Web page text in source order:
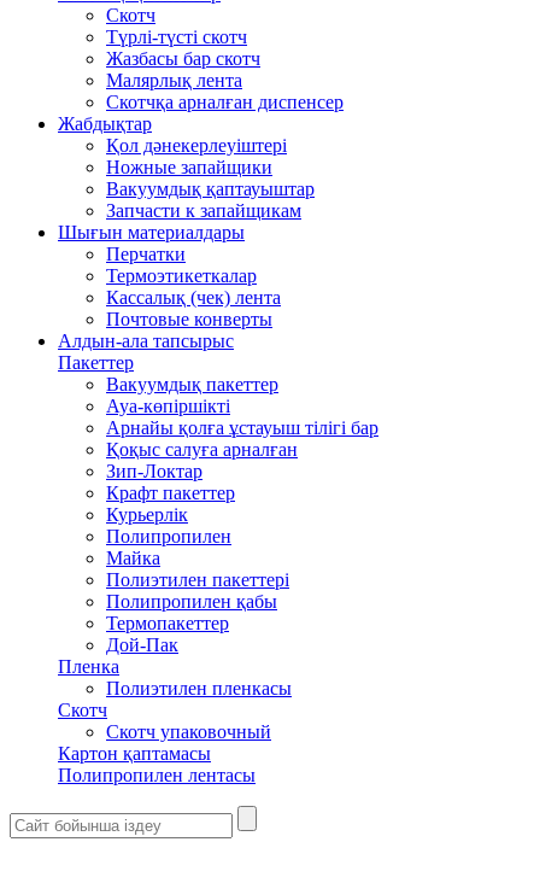
Скотч
Түрлі-түсті скотч
Жазбасы бар скотч
Малярлық лента
Скотчқа арналған диспенсер
Жабдықтар
Қол дәнекерлеуіштері
Ножные запайщики
Вакуумдық қаптауыштар
Запчасти к запайщикам
Шығын материалдары
Перчатки
Термоэтикеткалар
Кассалық (чек) лента
Почтовые конверты
Алдын-ала тапсырыс
Пакеттер
Вакуумдық пакеттер
Ауа-көпіршікті
Арнайы қолға ұстауыш тілігі бар
Қоқыс салуға арналған
Зип-Локтар
Крафт пакеттер
Курьерлік
Полипропилен
Майка
Полиэтилен пакеттері
Полипропилен қабы
Термопакеттер
Дой-Пак
Пленка
Полиэтилен пленкасы
Скотч
Скотч упаковочный
Картон қаптамасы
Полипропилен лентасы